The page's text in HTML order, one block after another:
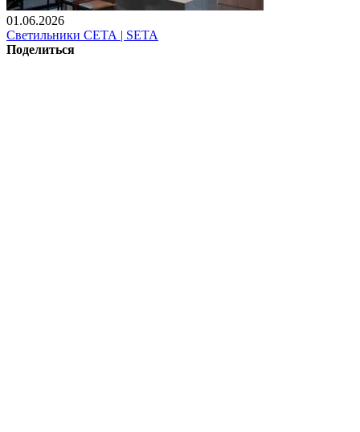
01.06.2026
Светильники СЕТА | SETA
Поделиться